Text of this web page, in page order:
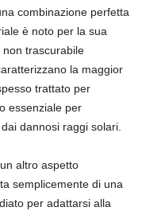
combinazione perfetta
è noto per la sua
trascurabile
la maggior
trattato per
essenziale per
dannosi raggi solari.
altro aspetto
semplicemente di una
per adattarsi alla